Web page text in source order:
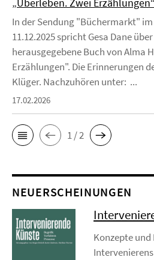
In der Sendung "Büchermarkt"
11.12.2025 spricht Gesa Dane
herausgegebene Buch von Alma
Erzählungen". Die Erinnerungen
Klüger. Nachzuhören unter: ...
17.02.2026
1 / 2
NEUERSCHEINUNGEN
Konzepte